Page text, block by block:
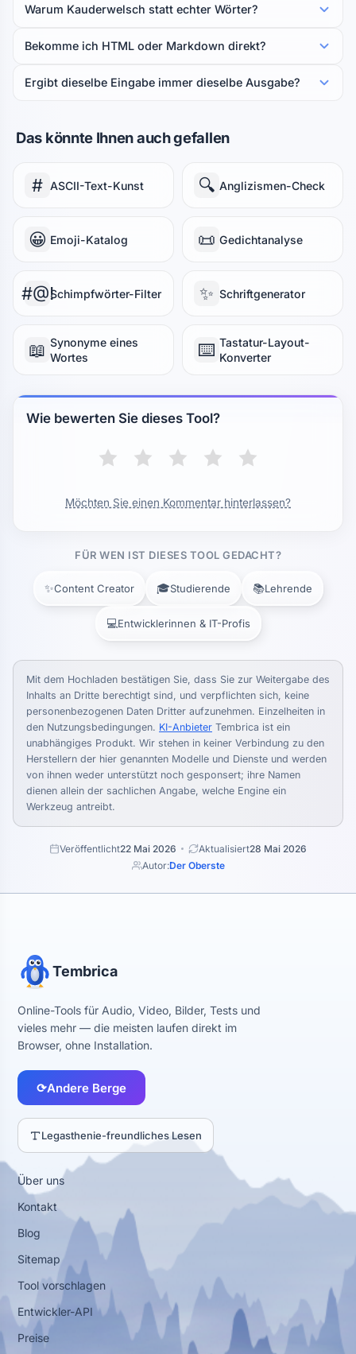
Warum Kauderwelsch statt echter Wörter?
Bekomme ich HTML oder Markdown direkt?
Ergibt dieselbe Eingabe immer dieselbe Ausgabe?
Das könnte Ihnen auch gefallen
# ASCII-Text-Kunst 🔍 Anglizismen-Check
😀 Emoji-Katalog 📜 Gedichtanalyse
#@!Schimpfwörter-Filter ✨ Schriftgenerator
📖 Synonyme eines
Wortes
⌨️ Tastatur-Layout-
Konverter
Wie bewerten Sie dieses Tool?
Möchten Sie einen Kommentar hinterlassen?
FÜR WEN IST DIESES TOOL GEDACHT?
✨Content Creator 🎓Studierende 📚Lehrende
💻Entwicklerinnen & IT-Profis
Mit dem Hochladen bestätigen Sie, dass Sie zur Weitergabe des
Inhalts an Dritte berechtigt sind, und verpflichten sich, keine
personenbezogenen Daten Dritter aufzunehmen. Einzelheiten in
den Nutzungsbedingungen. KI-Anbieter Tembrica ist ein
unabhängiges Produkt. Wir stehen in keiner Verbindung zu den
Herstellern der hier genannten Modelle und Dienste und werden
von ihnen weder unterstützt noch gesponsert; ihre Namen
dienen allein der sachlichen Angabe, welche Engine ein
Werkzeug antreibt.
Veröffentlicht22 Mai 2026 Aktualisiert28 Mai 2026
Autor:Der Oberste
Tembrica
Online-Tools für Audio, Video, Bilder, Tests und
vieles mehr — die meisten laufen direkt im
Browser, ohne Installation.
⟳Andere Berge
Legasthenie-freundliches Lesen
Über uns
Kontakt
Blog
Sitemap
Tool vorschlagen
Entwickler-API
Preise